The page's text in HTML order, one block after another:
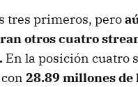
tres primeros, pero
otros cuatro
En la posición cuatro
28.89 millones de